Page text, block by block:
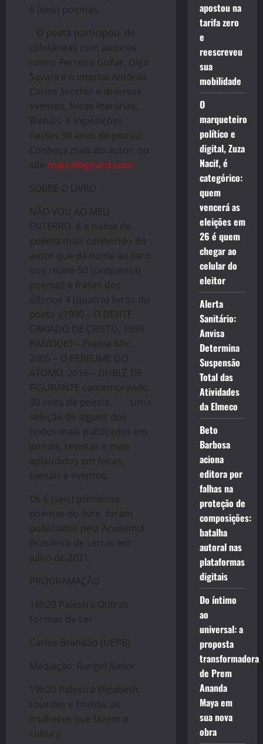
6 (seis) poemas.
O poeta participou de
coletâneas com autores
como: Ferreira Gullar, Olga
Savary e o imortal Antônio
Carlos Secchin e diversos
eventos, feiras literárias,
Bienais e exposições
nestes 30 anos de poesia.
Conheça mais do autor no
site marcelogirard.com
SOBRE O LIVRO
NÃO VOU AO MEU
ENTERRO é o nome do
poema mais conhecido do
autor que dá nome ao livro
que reúne 50 (cinquenta)
poemas e frases dos
últimos 4 (quatro) livros do
poeta :(1990 – O DENTE
CARIADO DE CRISTO, 1999
RAIVODIO – Poesia Mix ,
2005 – O PERFUME DO
ÁTOMO, 2016 – DUBLÊ DE
FIGURANTE comemorando
30 anos de poesia. Uma
seleção de alguns dos
textos mais publicados em
jornais, revistas e mais
aplaudidos em feiras,
bienais e eventos.
Os 6 (seis) primeiros
poemas do livro foram
publicados pela Academia
Brasileira de Letras em
Julho de 2021.
PROGRAMAÇÃO
18h20 Palestra Outras
Formas de Ler
Carlos Brandão (UEPB)
Mediação: Rangel Júnior
19h20 Palestra Elizabeth,
Lourdes e Eneida: as
mulheres que fazem a
cultura
apostou na
tarifa zero
e
reescreveu
sua
mobilidade
O
marqueteiro
político e
digital, Zuza
Nacif, é
categórico:
quem
vencerá as
eleições em
26 é quem
chegar ao
celular do
eleitor
Alerta
Sanitário:
Anvisa
Determina
Suspensão
Total das
Atividades
da Elmeco
Beto
Barbosa
aciona
editora por
falhas na
proteção de
composições:
batalha
autoral nas
plataformas
digitais
Do íntimo
ao
universal: a
proposta
transformadora
de Prem
Ananda
Maya em
sua nova
obra